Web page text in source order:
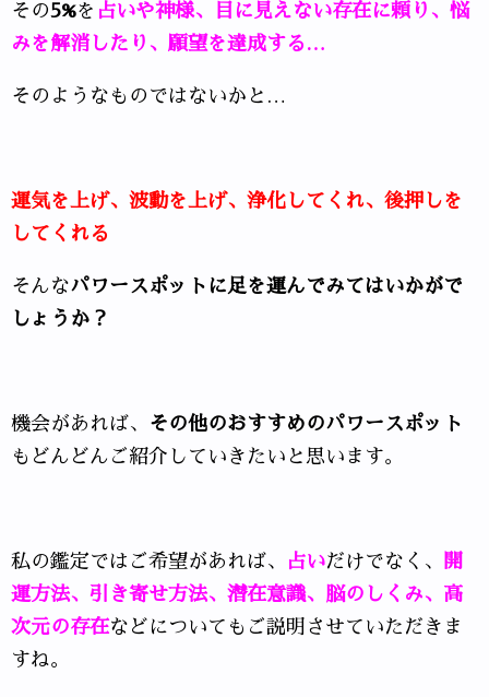
その5%を 占いや神様、目に見えない存在に頼り、悩
みを解消したり、願望を達成する…
そのようなものではないかと…
運気を上げ、波動を上げ、浄化してくれ、後押しを
してくれる
そんなパワースポットに足を運んでみてはいかがで
しょうか？
機会があれば、
その他のおすすめのパワースポット
もどんどんご紹介していきたいと思います。
私の鑑定ではご希望があれば、 占いだけでなく、
開
運方法、引き寄せ方法、潜在意識、脳のしくみ、高
次元の存在などについてもご説明させていただきま
すね。